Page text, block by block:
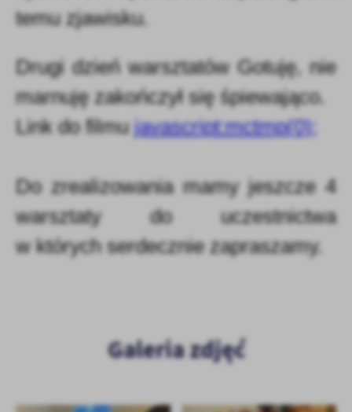
temu zjawisku.
Drugi dzień warsztatów Gotuję, nie
marnuję zakończył się śpiewająco.
Link do filmujavascript:mctmp(0);
Do zrealizowania mamy jeszcze 4
warsztaty do uczestnictwa
w których serdecznie zapraszamy.
Galeria zdjęć